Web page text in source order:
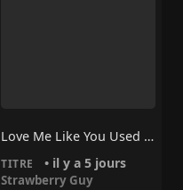
Love Me Like You Used To – Strawberry Guy
TITRE • il y a 5 jours
Strawberry Guy